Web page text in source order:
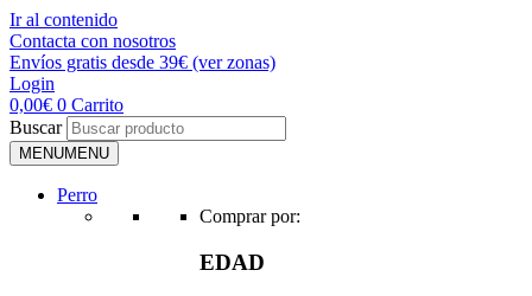
Ir al contenido
Contacta con nosotros
Envíos gratis desde 39€ (ver zonas)
Login
0,00€ 0 Carrito
Buscar
MENUMENU
Perro
Comprar por:
EDAD